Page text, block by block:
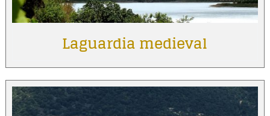
Laguardia medieval